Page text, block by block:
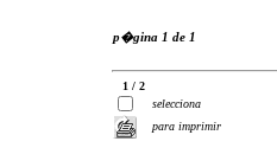
p�gina 1 de 1
1 / 2
selecciona
para imprimir